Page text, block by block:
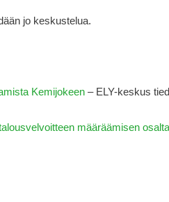
jo keskustelua.
Kemijokeen – ELY-keskus
määräämisen osalta